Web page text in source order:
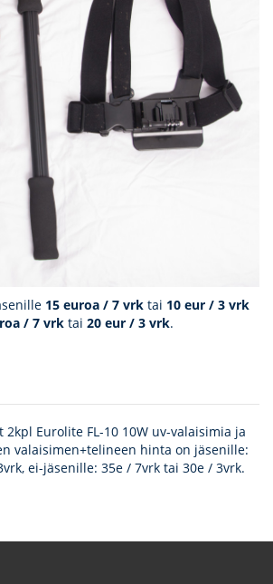
15 euroa / 7 vrk tai 10 eur / 3 vrk
/ 7 vrk tai 20 eur / 3 vrk.
Eurolite FL-10 10W uv-valaisimia ja
valaisimen+telineen hinta on jäsenille:
ei-jäsenille: 35e / 7vrk tai 30e / 3vrk.